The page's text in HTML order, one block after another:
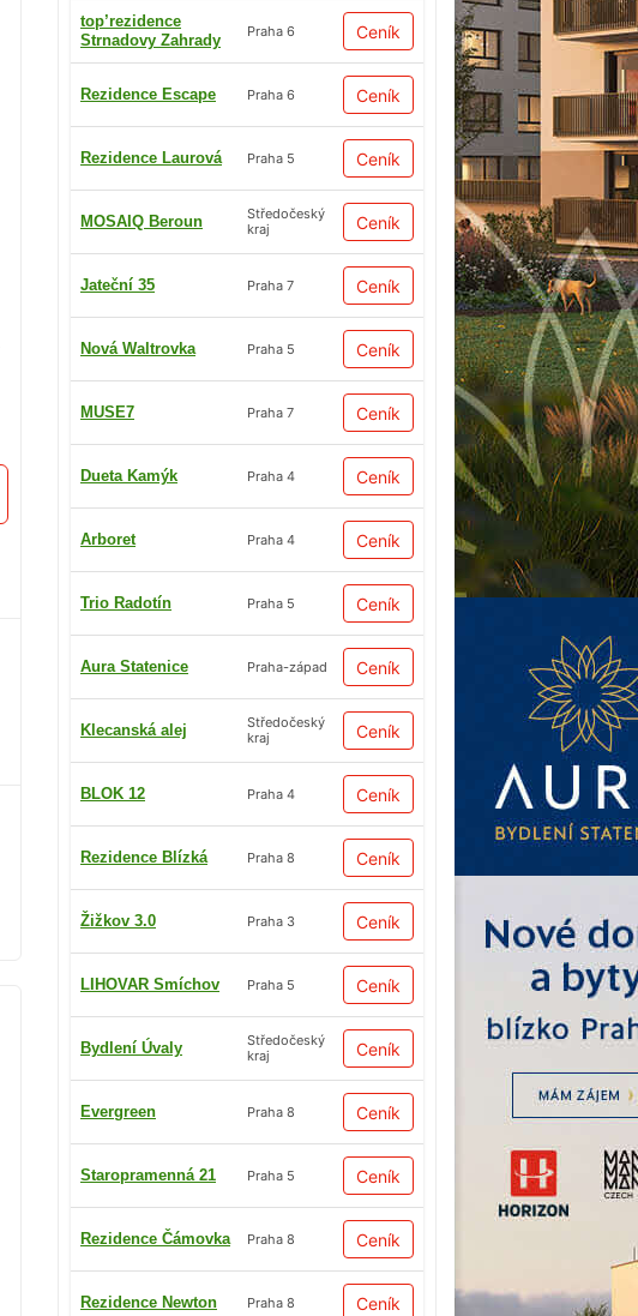
top’rezidence
Strnadovy Zahrady
Praha 6 Ceník
Rezidence Escape Praha 6 Ceník
Rezidence Laurová Praha 5 Ceník
MOSAIQ Beroun
Středočeský
kraj
Ceník
Jateční 35 Praha 7 Ceník
Nová Waltrovka Praha 5 Ceník
MUSE7 Praha 7 Ceník
Dueta Kamýk Praha 4 Ceník
Arboret Praha 4 Ceník
Trio Radotín Praha 5 Ceník
Aura Statenice Praha-západ Ceník
Klecanská alej
Středočeský
kraj
Ceník
BLOK 12 Praha 4 Ceník
Rezidence Blízká Praha 8 Ceník
Žižkov 3.0 Praha 3 Ceník
LIHOVAR Smíchov Praha 5 Ceník
Bydlení Úvaly
Středočeský
kraj
Ceník
Evergreen Praha 8 Ceník
Staropramenná 21 Praha 5 Ceník
Rezidence Čámovka Praha 8 Ceník
Rezidence Newton Praha 8 Ceník